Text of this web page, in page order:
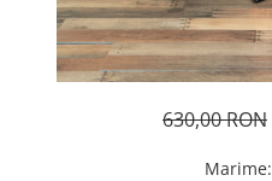
630,00 RON
Marime: